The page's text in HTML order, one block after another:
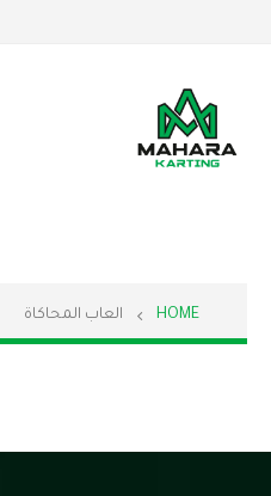
HOME العاب المحاكاة